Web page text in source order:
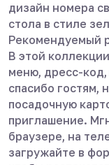
дизайн номера
стола в стиле
Рекомендуемый
В этой
меню, дресс-код,
спасибо гостям,
посадочную
приглашение.
браузере, на
загружайте в